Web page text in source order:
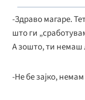
-Здраво магаре.
што ги
А зошто, ти немаш
-Не бе зајко,